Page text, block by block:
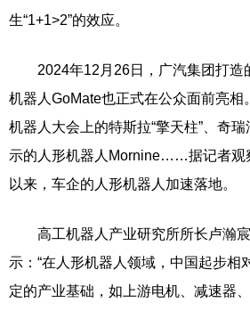
生“1+1>2”的效应。
2024年12月26日，广汽集团打造
机器人GoMate也正式在公众面前亮相
机器人大会上的特斯拉“擎天柱”、奇
示的人形机器人Mornine……据记者观
以来，车企的人形机器人加速落地。
高工机器人产业研究所所长卢瀚宸
示：“在人形机器人领域，中国起步相
定的产业基础，如上游电机、减速器